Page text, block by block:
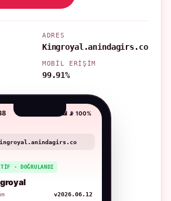
ADRES
Kingroyal.anindagirs.co
MOBIL ERIŞIM
99.91%
📶 📡 100%
· DOĞRULANDI
v2026.06.12